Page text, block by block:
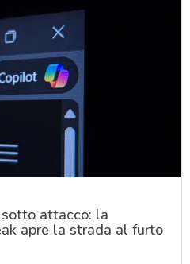
attacco: la
apre la strada al furto